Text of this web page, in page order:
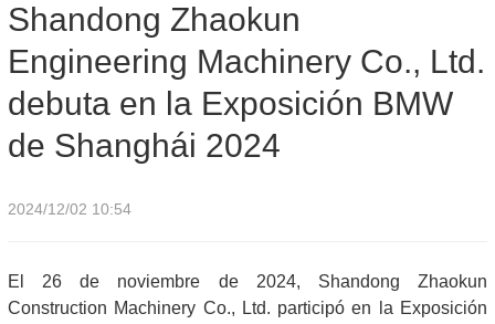
la Exposición BMW de Shanghái 2024
Shandong Zhaokun
Engineering Machinery Co., Ltd.
debuta en la Exposición BMW
de Shanghái 2024
2024/12/02 10:54
El 26 de noviembre de 2024, Shandong Zhaokun
Construction Machinery Co., Ltd. participó en la Exposición